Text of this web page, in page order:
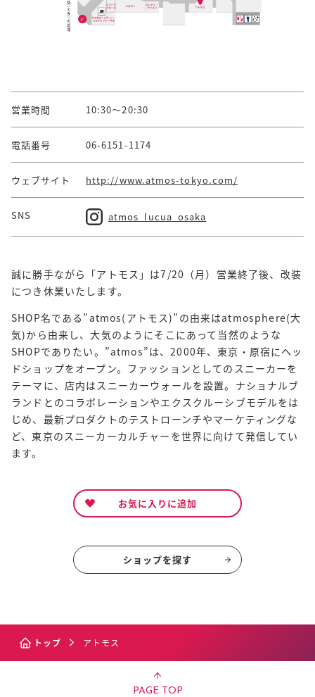
営業時間 10:30～20:30
電話番号 06-6151-1174
ウェブサイト http://www.atmos-tokyo.com/
SNS atmos_lucua_osaka
誠に勝手ながら「アトモス」は7/20（月）営業終了後、改装
につき休業いたします。
SHOP名である”atmos(アトモス)”の由来はatmosphere(大
気)から由来し、大気のようにそこにあって当然のような
SHOPでありたい。”atmos”は、2000年、東京・原宿にヘッ
ドショップをオープン。ファッションとしてのスニーカーを
テーマに、店内はスニーカーウォールを設置。ナショナルブ
ランドとのコラボレーションやエクスクルーシブモデルをは
じめ、最新プロダクトのテストローンチやマーケティングな
ど、東京のスニーカーカルチャーを世界に向けて発信してい
ます。
お気に入りに追加
ショップを探す
トップ アトモス
PAGE TOP